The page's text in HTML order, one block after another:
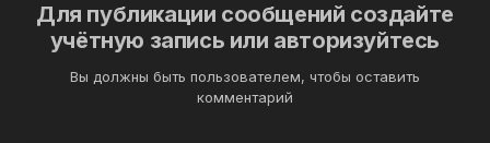
Для публикации сообщений создайте
учётную запись или авторизуйтесь
Вы должны быть пользователем, чтобы оставить
комментарий